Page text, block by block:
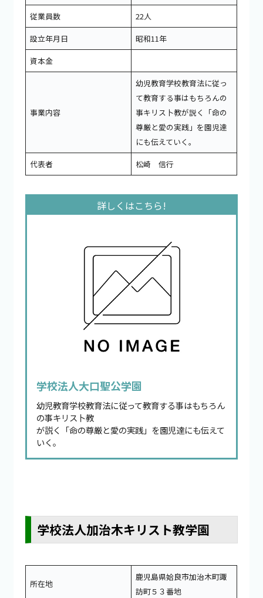
従業員数
22人
設立年月日
昭和11年
資本金
事業内容
幼児教育学校教育法に従っ
て教育する事はもちろんの
事キリス卜教が説く「命の
尊厳と愛の実践」を園児達
にも伝えていく。
代表者
松崎 信行
学校法人大口聖公学園
幼児教育学校教育法に従って教育する事はもちろん
の事キリス卜教
が説く「命の尊厳と愛の実践」を園児達にも伝えて
いく。
学校法人加治木キリスト教学園
所在地
鹿児島県姶良市加治木町諏
訪町５３番地